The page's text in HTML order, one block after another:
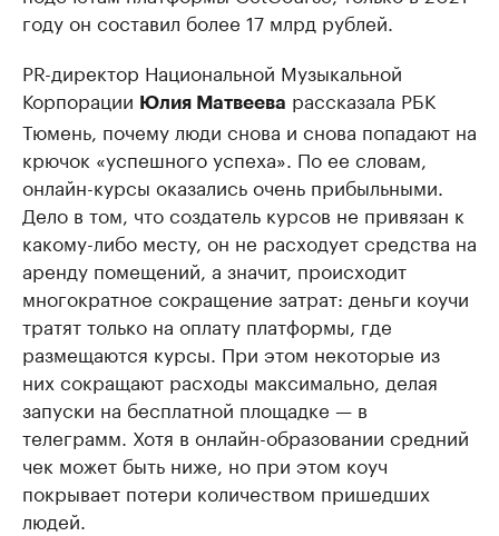
году он составил более 17 млрд рублей.
PR-директор Национальной Музыкальной
Корпорации Юлия Матвеева рассказала РБК
Тюмень, почему люди снова и снова попадают на
крючок «успешного успеха». По ее словам,
онлайн-курсы оказались очень прибыльными.
Дело в том, что создатель курсов не привязан к
какому-либо месту, он не расходует средства на
аренду помещений, а значит, происходит
многократное сокращение затрат: деньги коучи
тратят только на оплату платформы, где
размещаются курсы. При этом некоторые из
них сокращают расходы максимально, делая
запуски на бесплатной площадке — в
телеграмм. Хотя в онлайн-образовании средний
чек может быть ниже, но при этом коуч
покрывает потери количеством пришедших
людей.